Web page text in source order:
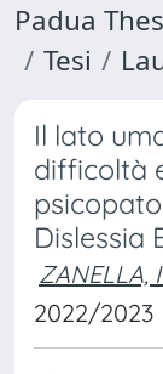
Padua
Tesi
Il lato
difficoltà
Dislessia
ZANELLA,
2022/2023